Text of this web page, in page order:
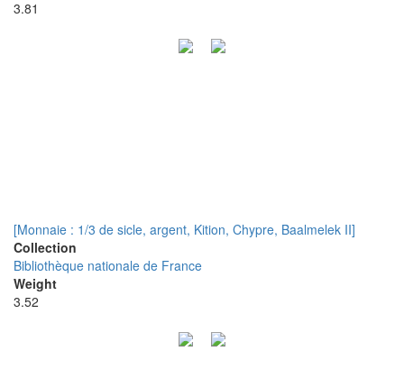
3.81
[Monnaie : 1/3 de sicle, argent, Kition, Chypre, Baalmelek II]
Collection
Bibliothèque nationale de France
Weight
3.52